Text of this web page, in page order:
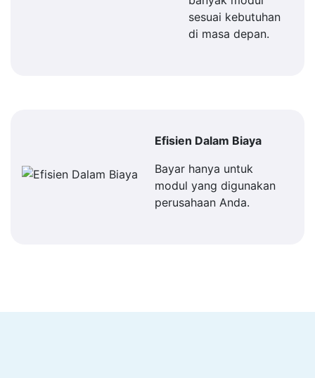
sesuai kebutuhan
di masa depan.
Efisien Dalam Biaya
Bayar hanya untuk
modul yang digunakan
perusahaan Anda.